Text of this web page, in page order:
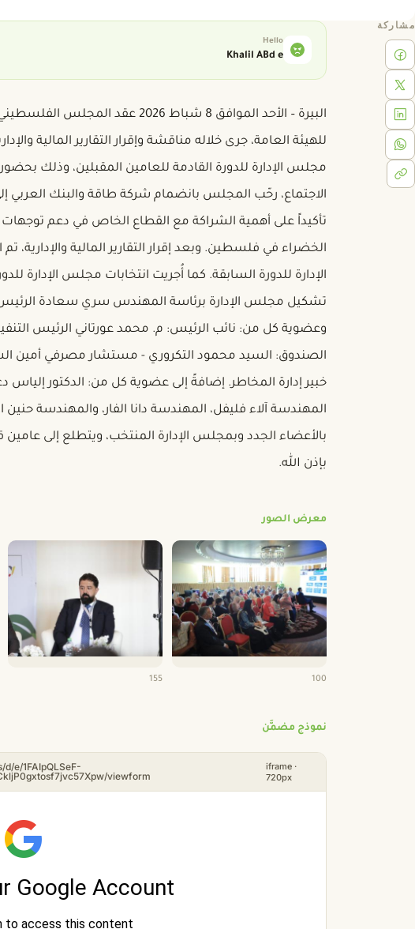
مشاركة
Hello
Khalil ABd e
البيرة – الأحد الموافق 8 شباط 2026 عقد
مجلس الإدارة للدورة القادمة للعامين المقبلين، وذلك
الاجتماع، رحّب المجلس بانضمام شركة طاقة والبنك العربي
تأكيداً على أهمية الشراكة مع القطاع الخاص في دعم توجهات
الخضراء في فلسطين. وبعد إقرار التقارير المالية والإدارية،
الإدارة للدورة السابقة. كما أُجريت انتخابات مجلس الإدارة
تشكيل مجلس الإدارة برئاسة المهندس سري سعادة الرئيس
وعضوية كل من: نائب الرئيس: م. محمد عورتاني الرئيس
الصندوق: السيد محمود التكروري - مستشار مصرفي أمين السر:
خبير إدارة المخاطر. إضافةً إلى عضوية كل من: الدكتور إلياس
المهندسة آلاء فليفل، المهندسة دانا الفار، والمهندسة
بالأعضاء الجدد وبمجلس الإدارة المنتخب، ويتطلع إلى عامين
بإذن الله.
معرض الصور
100
155
نموذج مضمَّن
e/1FAIpQLSeF-
viewform
iframe ·
720px